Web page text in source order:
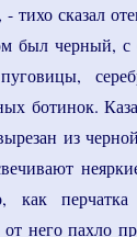
тихо сказал
был черный, с
ботинок.
из
как
него пахло